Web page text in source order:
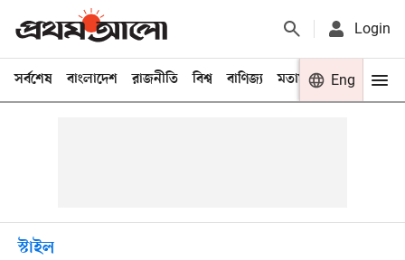
Login
সর্বশেষ বাংলাদেশ রাজনীতি বিশ্ব বাণিজ্য মতামত খেলা
Eng
স্টাইল